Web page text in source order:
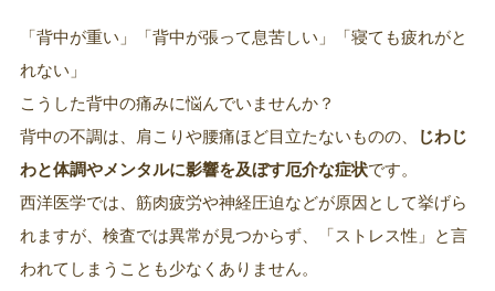
「背中が重い」「背中が張って息苦しい」「寝ても疲れがと
れない」
こうした背中の痛みに悩んでいませんか？
背中の不調は、肩こりや腰痛ほど目立たないものの、
じわじ
わと体調やメンタルに影響を及ぼす厄介な症状です。
西洋医学では、筋肉疲労や神経圧迫などが原因として挙げら
れますが、検査では異常が見つからず、「ストレス性」と言
われてしまうことも少なくありません。